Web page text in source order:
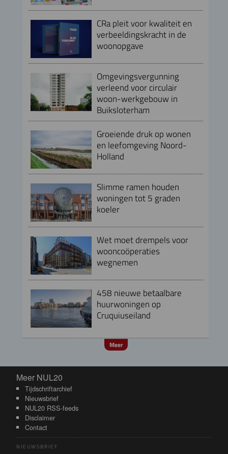
CRa pleit voor kwaliteit en
verbeeldingskracht in de
woonopgave
Omgevingsvergunning
verleend voor circulair
woon-werkgebouw in
Buiksloterham
Groeiende druk op wonen
en leefomgeving Noord-
Holland
Slimme ramen houden
woningen tot 5 graden
koeler
Wet moet drempels voor
wooncoöperaties
wegnemen
458 nieuwe betaalbare
huurwoningen op
Cruquiuseiland
Meer
Meer NUL20
Meer NUL20
Tijdschriftarchief
Nieuwsbrief
NUL20 RSS-feeds
Disclaimer
Contact
NIEUWSBRIEF